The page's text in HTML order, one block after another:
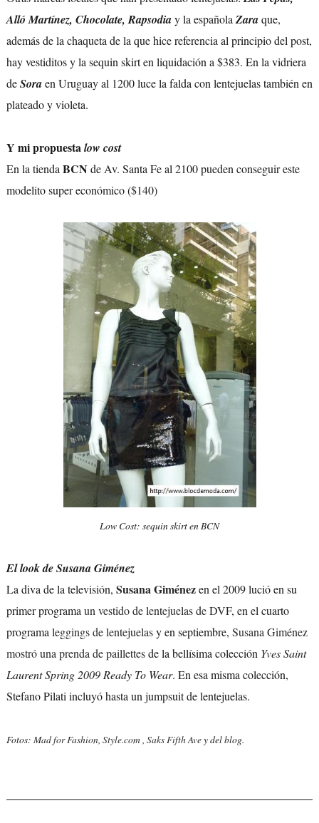
Alló Martínez, Chocolate, Rapsodiay la españolaZaraque,
además de la chaqueta de la que hice referencia al principio del post,
hay vestiditos y la sequin skirt en liquidación a $383. En la vidriera
deSoraen Uruguay al 1200 luce la falda con lentejuelas también en
plateado y violeta.
Y mi propuestalow cost
En la tiendaBCN de Av. Santa Fe al 2100 pueden conseguir este
modelito super económico ($140)
Low Cost: sequin skirt en BCN
El look de Susana Giménez
La diva de la televisión, Susana Giménezen el 2009 lució en su
primer programaun vestido de lentejuelas de DVF, en el cuarto
programaleggings de lentejuelasy en septiembre, Susana Giménez
mostró una prenda de paillettesde la bellísima colección Yves Saint
LaurentSpring 2009 Ready To Wear. En esa misma colección,
Stefano Pilati incluyó hasta un jumpsuit de lentejuelas.
Fotos: Mad for Fashion, Style.com, Saks Fifth Avey del blog.